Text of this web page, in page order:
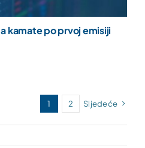
kamate po prvoj emisiji
1 2 Sljedeće